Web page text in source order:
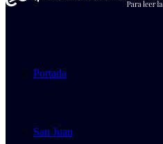
Portada
San Juan